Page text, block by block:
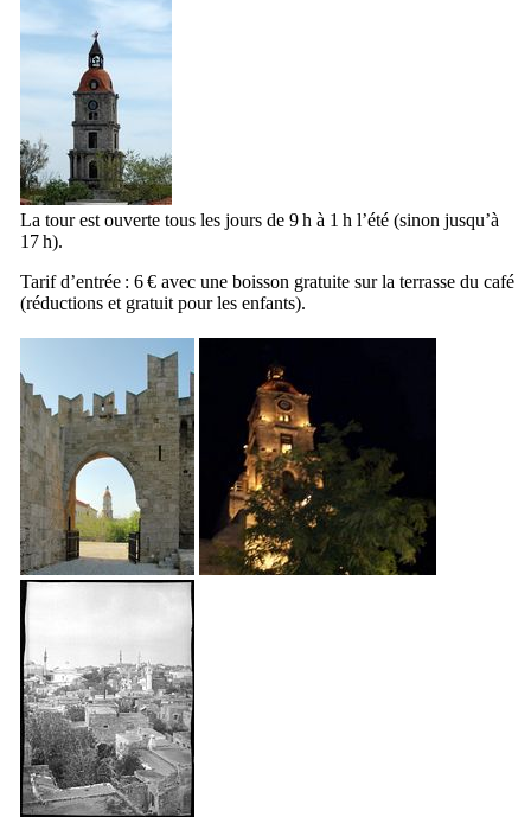
La tour est ouverte tous les jours de 9 h à 1 h l’été (sinon jusqu’à
17 h).
Tarif d’entrée : 6 € avec une boisson gratuite sur la terrasse du café
(réductions et gratuit pour les enfants).